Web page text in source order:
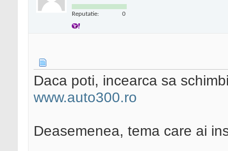
Reputatie: 0
Daca poti, incearca sa
www.auto300.ro
Deasemenea, tema care ai